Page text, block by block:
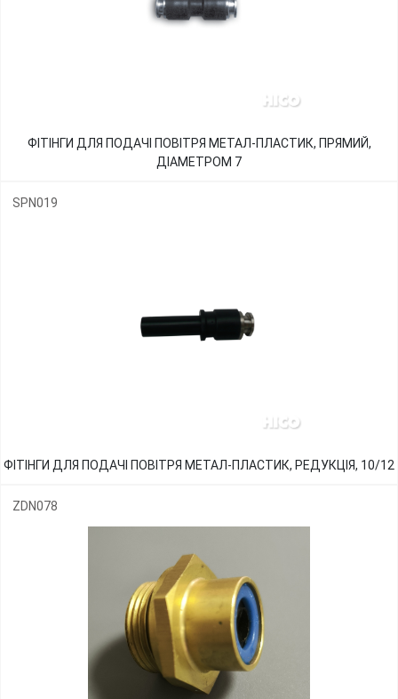
ФІТІНГИ ДЛЯ ПОДАЧІ ПОВІТРЯ МЕТАЛ-ПЛАСТИК, ПРЯМИЙ,
ДІАМЕТРОМ 7
SPN019
ФІТІНГИ ДЛЯ ПОДАЧІ ПОВІТРЯ МЕТАЛ-ПЛАСТИК, РЕДУКЦІЯ, 10/12
ZDN078